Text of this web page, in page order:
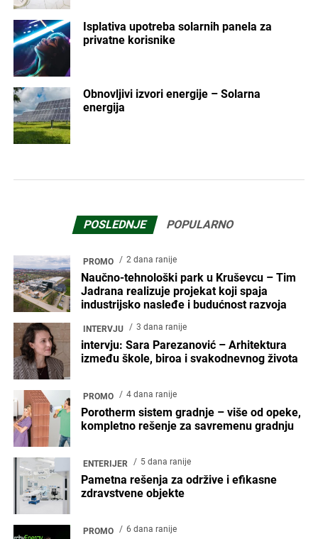
Isplativa upotreba solarnih panela za
privatne korisnike
Obnovljivi izvori energije – Solarna
energija
POSLEDNJE POPULARNO
PROMO 2 dana ranije
Naučno-tehnološki park u Kruševcu – Tim
Jadrana realizuje projekat koji spaja
industrijsko nasleđe i budućnost razvoja
INTERVJU 3 dana ranije
intervju: Sara Parezanović – Arhitektura
između škole, biroa i svakodnevnog života
PROMO 4 dana ranije
Porotherm sistem gradnje – više od opeke,
kompletno rešenje za savremenu gradnju
ENTERIJER 5 dana ranije
Pametna rešenja za održive i efikasne
zdravstvene objekte
PROMO 6 dana ranije